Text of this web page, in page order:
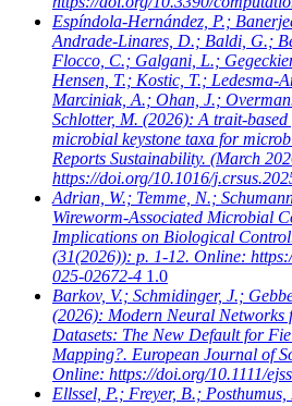
Espíndola-Hernández, P.;
Andrade-Linares, D.; Baldi, G.;
Flocco, C.; Galgani, L.;
Hensen, T.; Kostic, T.; Ledesma-
Marciniak, A.; Ohan, J.;
Schlotter, M. (2026): A trait-
microbial keystone taxa for
Reports Sustainability. (March
https://doi.org/10.1016/
Adrian, W.; Temme, N.;
Wireworm-Associated Microbial
Implications on Biological
(31(2026)): p. 1-12. Online:
025-02672-4 1.0
Barkov, V.; Schmidinger, J.;
(2026): Modern Neural Networks
Datasets: The New Default for
Mapping?. European Journal of
Online: https://doi.org/10.1111/
Ellssel, P.; Freyer, B.;